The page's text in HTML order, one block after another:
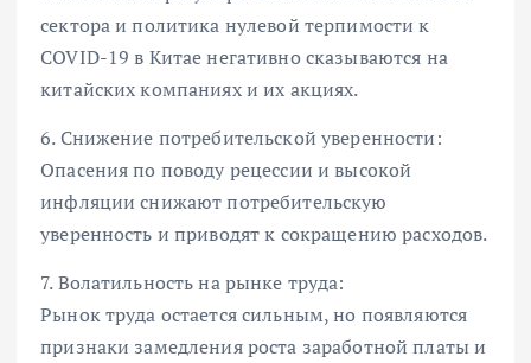
сектора и политика нулевой терпимости к
COVID-19 в Китае негативно сказываются на
китайских компаниях и их акциях.
6. Снижение потребительской уверенности:
Опасения по поводу рецессии и высокой
инфляции снижают потребительскую
уверенность и приводят к сокращению расходов.
7. Волатильность на рынке труда:
Рынок труда остается сильным, но появляются
признаки замедления роста заработной платы и